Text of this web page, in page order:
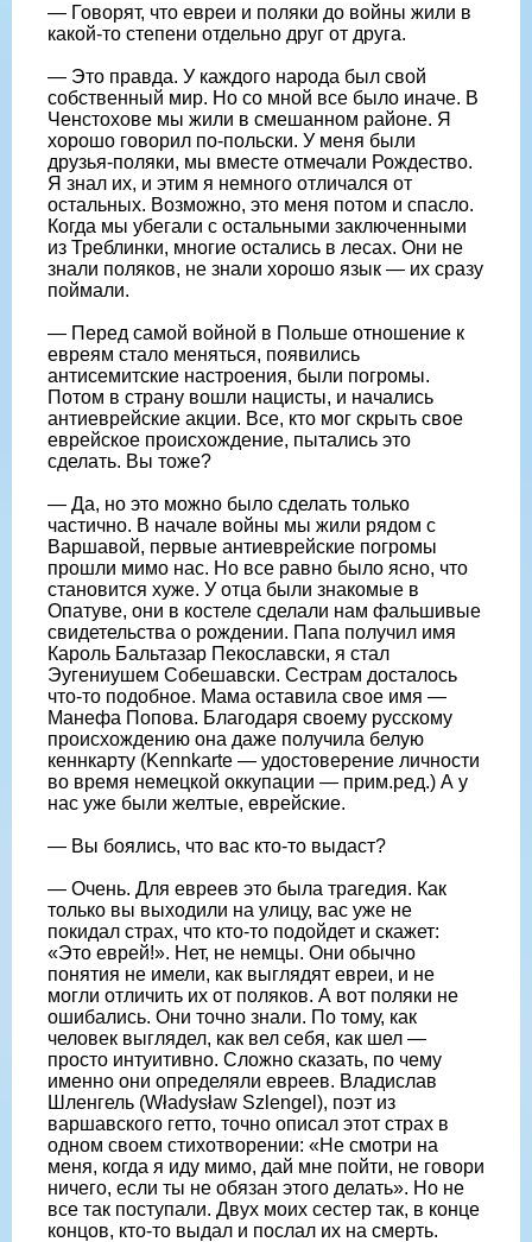
— Говорят, что евреи и поляки до войны жили в
какой-то степени отдельно друг от друга.
— Это правда. У каждого народа был свой
собственный мир. Но со мной все было иначе. В
Ченстохове мы жили в смешанном районе. Я
хорошо говорил по-польски. У меня были
друзья-поляки, мы вместе отмечали Рождество.
Я знал их, и этим я немного отличался от
остальных. Возможно, это меня потом и спасло.
Когда мы убегали с остальными заключенными
из Треблинки, многие остались в лесах. Они не
знали поляков, не знали хорошо язык — их сразу
поймали.
— Перед самой войной в Польше отношение к
евреям стало меняться, появились
антисемитские настроения, были погромы.
Потом в страну вошли нацисты, и начались
антиеврейские акции. Все, кто мог скрыть свое
еврейское происхождение, пытались это
сделать. Вы тоже?
— Да, но это можно было сделать только
частично. В начале войны мы жили рядом с
Варшавой, первые антиеврейские погромы
прошли мимо нас. Но все равно было ясно, что
становится хуже. У отца были знакомые в
Опатуве, они в костеле сделали нам фальшивые
свидетельства о рождении. Папа получил имя
Кароль Бальтазар Пекославски, я стал
Эугениушем Собешавски. Сестрам досталось
что-то подобное. Мама оставила свое имя —
Манефа Попова. Благодаря своему русскому
происхождению она даже получила белую
кеннкарту (Kennkarte — удостоверение личности
во время немецкой оккупации — прим.ред.) А у
нас уже были желтые, еврейские.
— Вы боялись, что вас кто-то выдаст?
— Очень. Для евреев это была трагедия. Как
только вы выходили на улицу, вас уже не
покидал страх, что кто-то подойдет и скажет:
«Это еврей!». Нет, не немцы. Они обычно
понятия не имели, как выглядят евреи, и не
могли отличить их от поляков. А вот поляки не
ошибались. Они точно знали. По тому, как
человек выглядел, как вел себя, как шел —
просто интуитивно. Сложно сказать, по чему
именно они определяли евреев. Владислав
Шленгель (Władysław Szlengel), поэт из
варшавского гетто, точно описал этот страх в
одном своем стихотворении: «Не смотри на
меня, когда я иду мимо, дай мне пойти, не говори
ничего, если ты не обязан этого делать». Но не
все так поступали. Двух моих сестер так, в конце
концов, кто-то выдал и послал их на смерть.